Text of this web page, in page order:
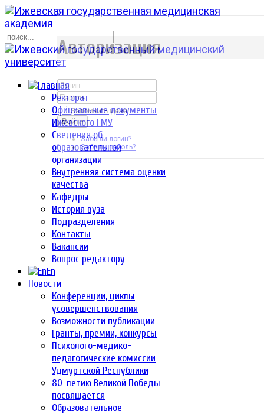
Ректорат
Официальные документы
Ижевского ГМУ
Сведения об
образовательной
организации
Внутренняя система оценки
качества
Кафедры
История вуза
Подразделения
Контакты
Вакансии
Вопрос редактору
En
Новости
Конференции, циклы
усовершенствования
Возможности публикации
Гранты, премии, конкурсы
Психолого-медико-
педагогические комиссии
Удмуртской Республики
80-летию Великой Победы
посвящается
Образовательное
р
Авторизация
Запомнить меня
Войти
Забыли логин?
Забыли пароль?